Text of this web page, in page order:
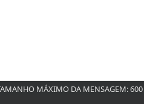
MÁXIMO DA MENSAGEM: 600